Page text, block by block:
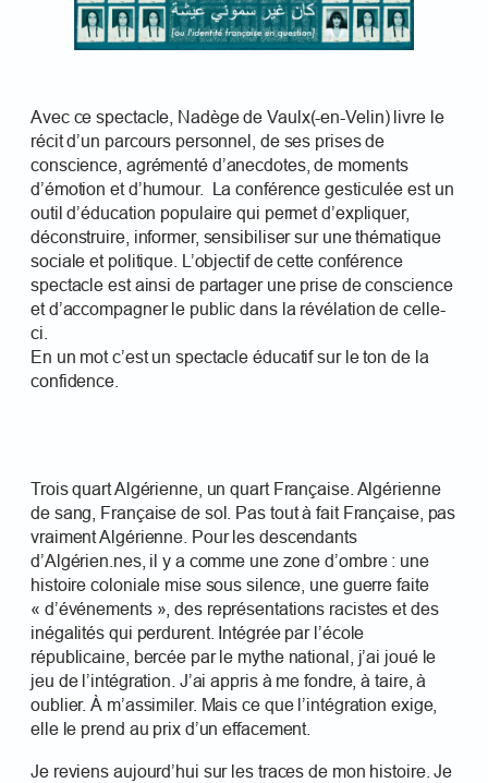
Avec ce spectacle, Nadège de Vaulx(-en-Velin) livre le
récit d’un parcours personnel, de ses prises de
conscience, agrémenté d’anecdotes, de moments
d’émotion et d’humour. La conférence gesticulée est un
outil d’éducation populaire qui permet d’expliquer,
déconstruire, informer, sensibiliser sur une thématique
sociale et politique. L’objectif de cette conférence
spectacle est ainsi de partager une prise de conscience
et d’accompagner le public dans la révélation de celle-
ci.
En un mot c’est un spectacle éducatif sur le ton de la
confidence.
Trois quart Algérienne, un quart Française. Algérienne
de sang, Française de sol. Pas tout à fait Française, pas
vraiment Algérienne. Pour les descendants
d’Algérien.nes, il y a comme une zone d’ombre : une
histoire coloniale mise sous silence, une guerre faite
« d’événements », des représentations racistes et des
inégalités qui perdurent. Intégrée par l’école
républicaine, bercée par le mythe national, j’ai joué le
jeu de l’intégration. J’ai appris à me fondre, à taire, à
oublier. À m’assimiler. Mais ce que l’intégration exige,
elle le prend au prix d’un effacement.
Je reviens aujourd’hui sur les traces de mon histoire. Je